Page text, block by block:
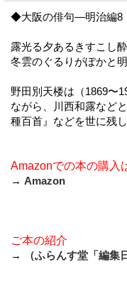
◆大阪の俳句―明治編8
露光る夕あるきすこし
冬雲のぐるりがぽかと
野田別天楼は（1869〜
ながら、川西和露など
種百首』などを世に残し
Amazonでの本の購入
→ Amazon
ご本の紹介
→
（ふらんす堂「編集